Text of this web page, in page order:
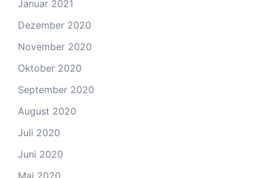
Januar 2021
Dezember 2020
November 2020
Oktober 2020
September 2020
August 2020
Juli 2020
Juni 2020